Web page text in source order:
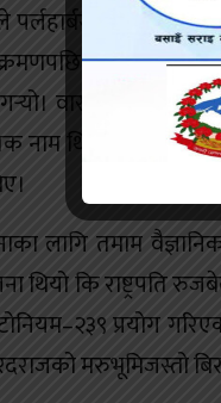
घटना नै
राष्ट्रपति
वास्तवमा म्यानहटन
नाम थियो। म्यानहटन
लागि तमाम
थियो कि राष्ट्रपति
प्रयोग
मरुभूमिजस्तो